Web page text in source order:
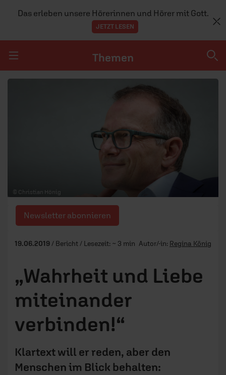
Das erleben unsere Hörerinnen und Hörer mit Gott.
JETZT LESEN
Navigation überspringen
Themen
TEAM
© Christian Hönig
Newsletter abonnieren
19.06.2019 / Bericht / Lesezeit: ~ 3 min Autor/-in: Regina König
„Wahrheit und Liebe
miteinander
verbinden!“
Klartext will er reden, aber den
Menschen im Blick behalten: